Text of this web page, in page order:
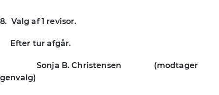
8. Valg af 1 revisor.
Efter tur afgår.
Sonja B. Christensen (modtager
genvalg)